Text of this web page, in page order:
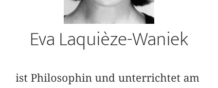
Eva Laquièze-Waniek
ist Philosophin und unterrichtet am